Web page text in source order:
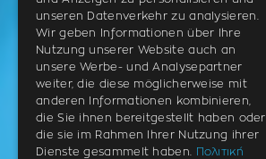
Neo Rysio
Epanomi
Peraia
Kalamaria
Panorama
Charilaou
unseren Datenverkehr zu analysieren.
Wir geben Informationen über Ihre
Nutzung unserer Website auch an
unsere Werbe- und Analysepartner
weiter, die diese möglicherweise mit
anderen Informationen kombinieren,
die Sie ihnen bereitgestellt haben oder
die sie im Rahmen Ihrer Nutzung ihrer
Dienste gesammelt haben.
Πολιτική